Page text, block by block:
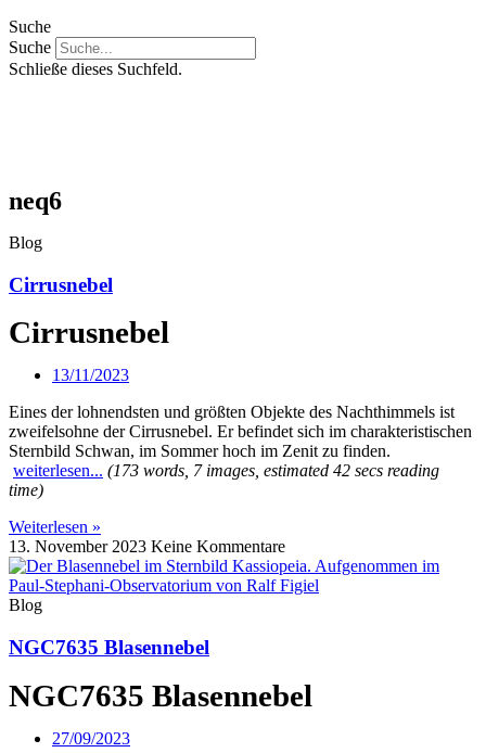
Suche
Suche
Schließe dieses Suchfeld.
neq6
Blog
Cirrusnebel
Cirrusnebel
13/11/2023
Eines der lohnendsten und größten Objekte des Nachthimmels ist
zweifelsohne der Cirrusnebel. Er befindet sich im charakteristischen
Sternbild Schwan, im Sommer hoch im Zenit zu finden.
weiterlesen... (173 words, 7 images, estimated 42 secs reading
time)
Weiterlesen »
13. November 2023 Keine Kommentare
Blog
NGC7635 Blasennebel
NGC7635 Blasennebel
27/09/2023